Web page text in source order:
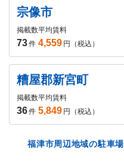
宗像市
掲載数
73件
平均賃料
4,559 円（税込）
糟屋郡新宮町
掲載数
36件
平均賃料
5,849 円（税込）
福津市周辺地域の駐車